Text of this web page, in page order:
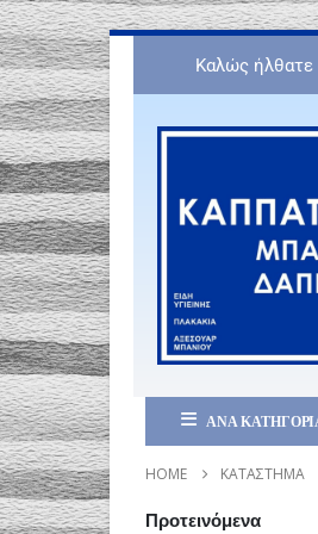
Καλώς
ΑΝΑ
HOME ΚΑΤΆΣΤΗΜΑ
Προτεινόμενα